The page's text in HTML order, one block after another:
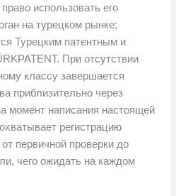
использовать его
на турецком рынке;
Турецким патентным и
При отсутствии
классу завершается
приблизительно через
момент написания настоящей
регистрацию
первичной проверки до
чего ожидать на каждом